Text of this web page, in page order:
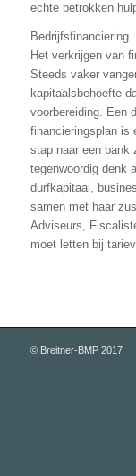
echte betrokken
Bedrijfsfinanciering
Het verkrijgen van
Steeds vaker
kapitaalsbehoefte
voorbereiding. Een
financieringsplan is
stap naar een bank
tegenwoordig denk
durfkapitaal,
samen met haar
Adviseurs,
moet letten bij
© Breitner-BMP 2017